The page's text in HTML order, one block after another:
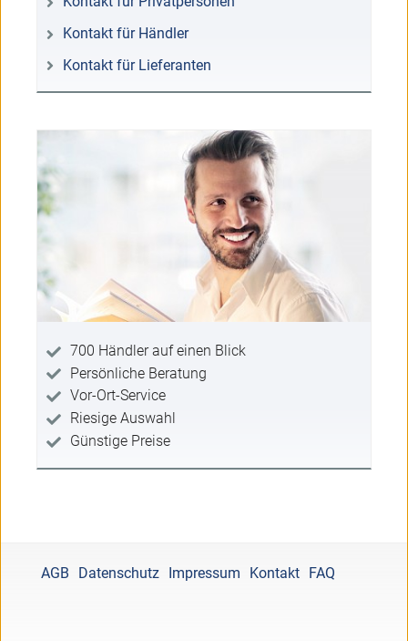
Kontakt für Händler
Kontakt für Lieferanten
700 Händler auf einen Blick
Persönliche Beratung
Vor-Ort-Service
Riesige Auswahl
Günstige Preise
AGB Datenschutz Impressum Kontakt FAQ